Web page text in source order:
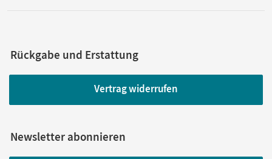
Rückgabe und Erstattung
Vertrag widerrufen
Newsletter abonnieren